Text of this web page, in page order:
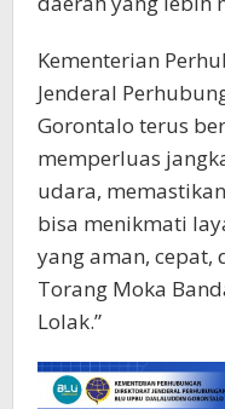
Kementerian
Jenderal
Gorontalo terus
memperluas
udara,
bisa menikmati
yang aman, cepat,
Torang Moka
Lolak.”